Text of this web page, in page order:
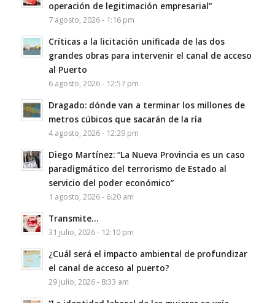
operación de legitimación empresarial”
7 agosto, 2026 - 1:16 pm
Críticas a la licitación unificada de las dos
grandes obras para intervenir el canal de acceso
al Puerto
6 agosto, 2026 - 12:57 pm
Dragado: dónde van a terminar los millones de
metros cúbicos que sacarán de la ría
4 agosto, 2026 - 12:29 pm
Diego Martínez: “La Nueva Provincia es un caso
paradigmático del terrorismo de Estado al
servicio del poder económico”
1 agosto, 2026 - 6:20 am
Transmite…
31 julio, 2026 - 12:10 pm
¿Cuál será el impacto ambiental de profundizar
el canal de acceso al puerto?
29 julio, 2026 - 8:33 am